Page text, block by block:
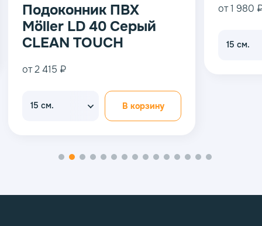
Подоконник ПВХ
Möller LD 40 Серый
CLEAN TOUCH
от 2 415 ₽
15 см. В корзину
от 1 980
15 см.